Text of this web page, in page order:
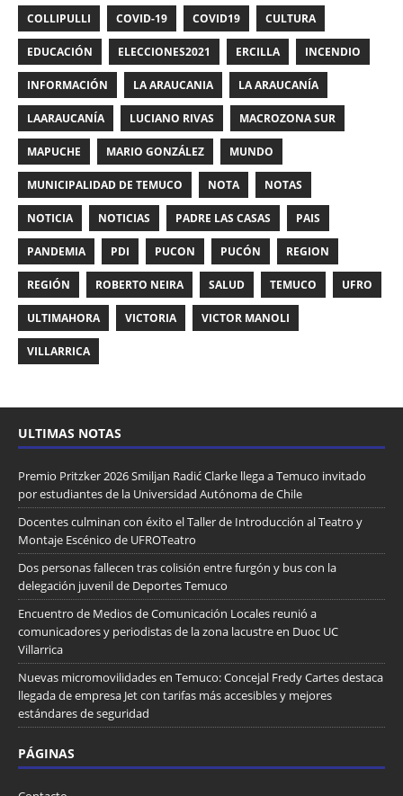
COLLIPULLI COVID-19 COVID19 CULTURA
EDUCACIÓN ELECCIONES2021 ERCILLA INCENDIO
INFORMACIÓN LA ARAUCANIA LA ARAUCANÍA
LAARAUCANÍA LUCIANO RIVAS MACROZONA SUR
MAPUCHE MARIO GONZÁLEZ MUNDO
MUNICIPALIDAD DE TEMUCO NOTA NOTAS
NOTICIA NOTICIAS PADRE LAS CASAS PAIS
PANDEMIA PDI PUCON PUCÓN REGION
REGIÓN ROBERTO NEIRA SALUD TEMUCO UFRO
ULTIMAHORA VICTORIA VICTOR MANOLI
VILLARRICA
ULTIMAS NOTAS
Premio Pritzker 2026 Smiljan Radić Clarke llega a Temuco invitado
por estudiantes de la Universidad Autónoma de Chile
Docentes culminan con éxito el Taller de Introducción al Teatro y
Montaje Escénico de UFROTeatro
Dos personas fallecen tras colisión entre furgón y bus con la
delegación juvenil de Deportes Temuco
Encuentro de Medios de Comunicación Locales reunió a
comunicadores y periodistas de la zona lacustre en Duoc UC
Villarrica
Nuevas micromovilidades en Temuco: Concejal Fredy Cartes destaca
llegada de empresa Jet con tarifas más accesibles y mejores
estándares de seguridad
PÁGINAS